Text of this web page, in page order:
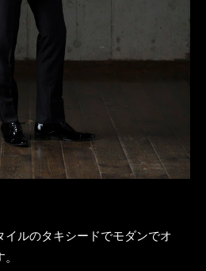
イルのタキシードでモダンでオ